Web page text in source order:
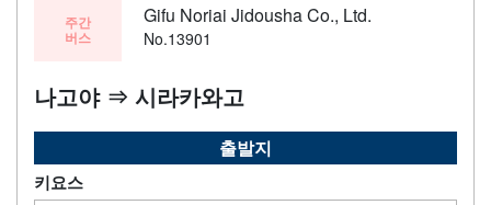
주간
버스
Gifu Noriai Jidousha Co., Ltd.
No.13901
나고야 ⇒ 시라카와고
출발지
키요스